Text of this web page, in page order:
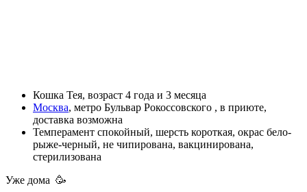
Кошка Тея, возраст 4 года и 3 месяца
Москва, метро Бульвар Рокоссовского , в приюте,
доставка возможна
Темперамент спокойный, шерсть короткая, окрас бело-
рыже-черный, не чипирована, вакцинирована,
стерилизована
Уже дома 🥳